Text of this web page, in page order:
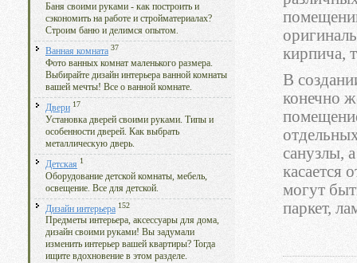
Баня своими руками - как построить и
сэкономить на работе и стройматериалах?
Строим баню и делимся опытом.
Ванная комната 37
Фото ванных комнат маленького размера.
Выбирайте дизайн интерьера ванной комнаты
вашей мечты! Все о ванной комнате.
Двери 17
Установка дверей своими руками. Типы и
особенности дверей. Как выбрать
металлическую дверь.
Детская 1
Оборудование детской комнаты, мебель,
освещение. Все для детской.
Дизайн интерьера 152
Предметы интерьера, аксессуары для дома,
дизайн своими руками! Вы задумали
изменить интерьер вашей квартиры? Тогда
ищите вдохновение в этом разделе.
кирпича,
В
конечно
санузлы,
касается
могут
паркет,